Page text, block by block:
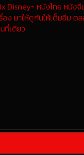
Disney+ หนังไทย หนัง
ง มาให้ดูกันให้เต็มอิ่ม
ที่เดียว